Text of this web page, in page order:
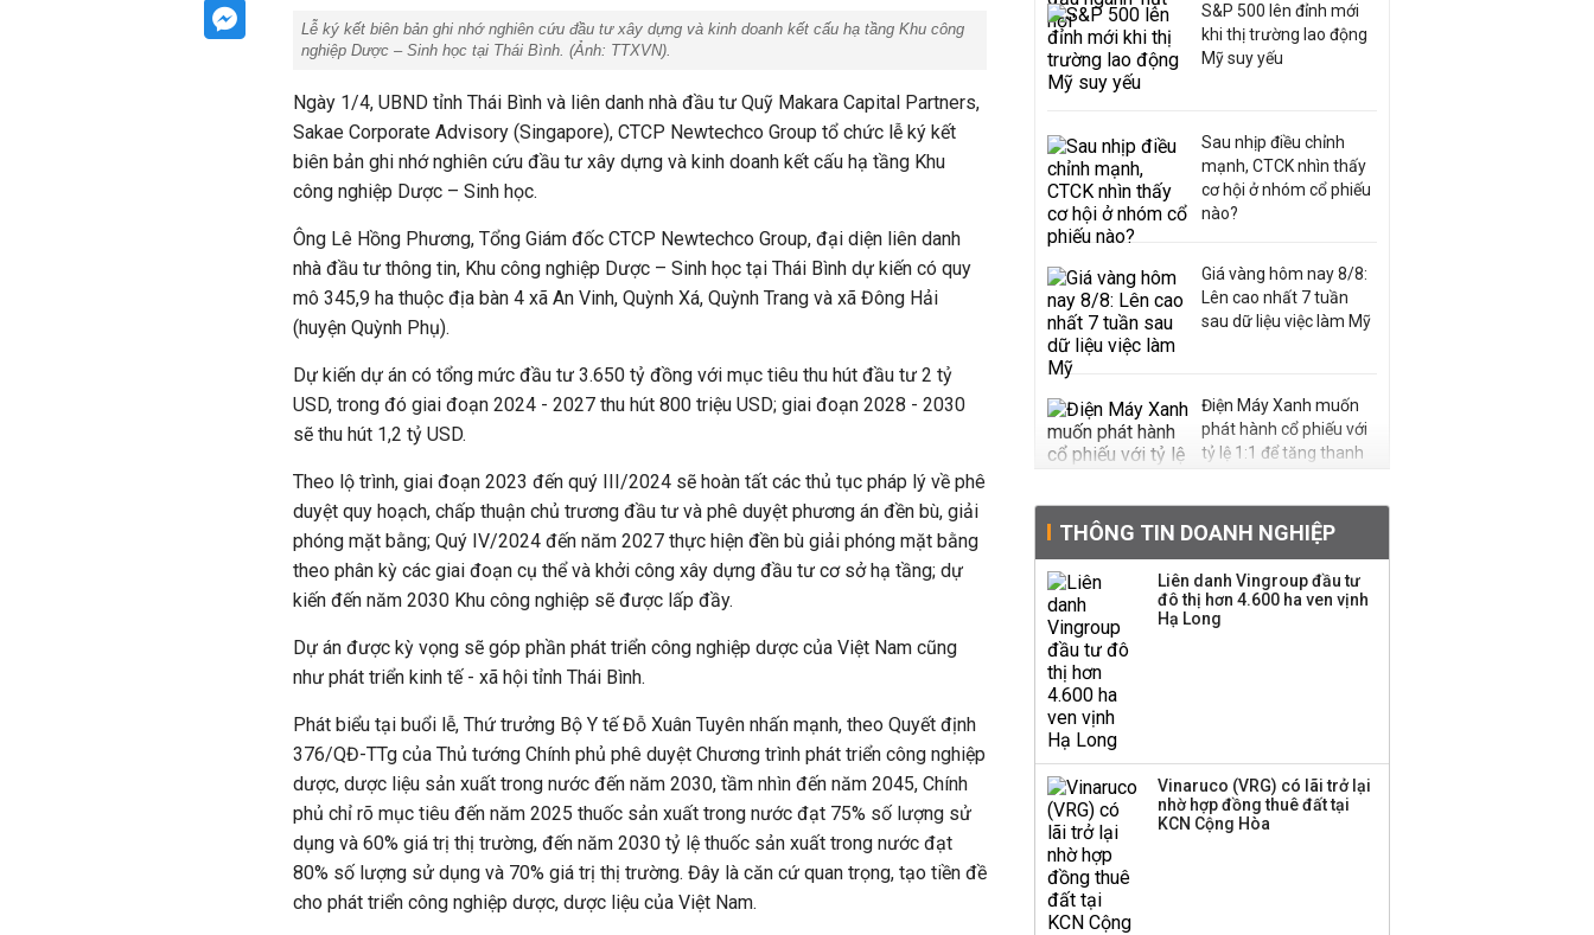
Lễ ký kết biên bản ghi nhớ nghiên cứu đầu tư xây dựng và kinh doanh kết cấu hạ tầng Khu công
nghiệp Dược – Sinh học tại Thái Bình. (Ảnh: TTXVN).
Ngày 1/4, UBND tỉnh Thái Bình và liên danh nhà đầu tư Quỹ Makara Capital Partners,
Sakae Corporate Advisory (Singapore), CTCP Newtechco Group tổ chức lễ ký kết
biên bản ghi nhớ nghiên cứu đầu tư xây dựng và kinh doanh kết cấu hạ tầng Khu
công nghiệp Dược – Sinh học.
Ông Lê Hồng Phương, Tổng Giám đốc CTCP Newtechco Group, đại diện liên danh
nhà đầu tư thông tin, Khu công nghiệp Dược – Sinh học tại Thái Bình dự kiến có quy
mô 345,9 ha thuộc địa bàn 4 xã An Vinh, Quỳnh Xá, Quỳnh Trang và xã Đông Hải
(huyện Quỳnh Phụ).
Dự kiến dự án có tổng mức đầu tư 3.650 tỷ đồng với mục tiêu thu hút đầu tư 2 tỷ
USD, trong đó giai đoạn 2024 - 2027 thu hút 800 triệu USD; giai đoạn 2028 - 2030
sẽ thu hút 1,2 tỷ USD.
Theo lộ trình, giai đoạn 2023 đến quý III/2024 sẽ hoàn tất các thủ tục pháp lý về phê
duyệt quy hoạch, chấp thuận chủ trương đầu tư và phê duyệt phương án đền bù, giải
phóng mặt bằng; Quý IV/2024 đến năm 2027 thực hiện đền bù giải phóng mặt bằng
theo phân kỳ các giai đoạn cụ thể và khởi công xây dựng đầu tư cơ sở hạ tầng; dự
kiến đến năm 2030 Khu công nghiệp sẽ được lấp đầy.
Dự án được kỳ vọng sẽ góp phần phát triển công nghiệp dược của Việt Nam cũng
như phát triển kinh tế - xã hội tỉnh Thái Bình.
Phát biểu tại buổi lễ, Thứ trưởng Bộ Y tế Đỗ Xuân Tuyên nhấn mạnh, theo Quyết định
376/QĐ-TTg của Thủ tướng Chính phủ phê duyệt Chương trình phát triển công nghiệp
dược, dược liệu sản xuất trong nước đến năm 2030, tầm nhìn đến năm 2045, Chính
phủ chỉ rõ mục tiêu đến năm 2025 thuốc sản xuất trong nước đạt 75% số lượng sử
dụng và 60% giá trị thị trường, đến năm 2030 tỷ lệ thuốc sản xuất trong nước đạt
80% số lượng sử dụng và 70% giá trị thị trường. Đây là căn cứ quan trọng, tạo tiền đề
cho phát triển công nghiệp dược, dược liệu của Việt Nam.
S&P 500 lên đỉnh mới
khi thị trường lao động
Mỹ suy yếu
Sau nhịp điều chỉnh
mạnh, CTCK nhìn thấy
cơ hội ở nhóm cổ phiếu
nào?
Giá vàng hôm nay 8/8:
Lên cao nhất 7 tuần
sau dữ liệu việc làm Mỹ
Điện Máy Xanh muốn
phát hành cổ phiếu với
tỷ lệ 1:1 để tăng thanh
Quy hoạch 4 khu lấn
biển ở Phú Quốc
hàng
Dự án Sheraton Phú
THÔNG TIN DOANH NGHIỆP
Liên danh Vingroup đầu tư
đô thị hơn 4.600 ha ven vịnh
Hạ Long
Vinaruco (VRG) có lãi trở lại
nhờ hợp đồng thuê đất tại
KCN Cộng Hòa